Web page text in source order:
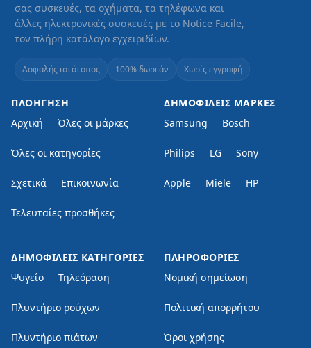
σας συσκευές, τα οχήματα, τα τηλέφωνα και
άλλες ηλεκτρονικές συσκευές με το Notice Facile,
τον πλήρη κατάλογο εγχειριδίων.
Ασφαλής ιστότοπος 100% δωρεάν Χωρίς εγγραφή
ΠΛΟΉΓΗΣΗ
Αρχική
Όλες οι μάρκες
Όλες οι κατηγορίες
Σχετικά Επικοινωνία
Τελευταίες προσθήκες
ΔΗΜΟΦΙΛΕΊΣ ΜΆΡΚΕΣ
Samsung
Bosch
Philips LG Sony
Apple Miele HP
ΔΗΜΟΦΙΛΕΊΣ ΚΑΤΗΓΟΡΊΕΣ
Ψυγείο
Τηλεόραση
Πλυντήριο ρούχων
Πλυντήριο πιάτων
ΠΛΗΡΟΦΟΡΊΕΣ
Νομική σημείωση
Πολιτική απορρήτου
Όροι χρήσης